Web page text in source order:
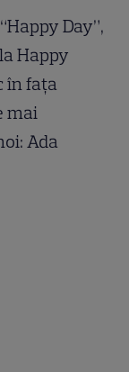
Day”,
Happy
în fața
mai
Ada